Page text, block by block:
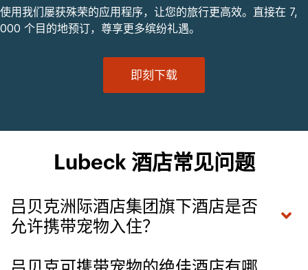
使用我们屡获殊荣的应用程序，让您的旅行更高效。直接在 7,
000 个目的地预订，尊享更多缤纷礼遇。
即刻下载
Lubeck 酒店常见问题
吕贝克洲际酒店集团旗下酒店是否
允许携带宠物入住？